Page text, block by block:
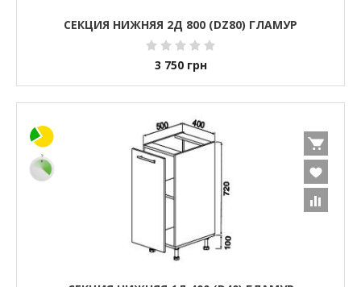
СЕКЦИЯ НИЖНЯЯ 2Д 800 (DZ80) ГЛАМУР
3 750 грн